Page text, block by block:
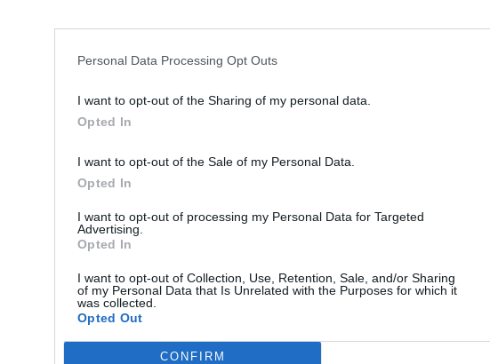
Personal Data Processing Opt Outs
I want to opt-out of the Sharing of my personal data.
Opted In
I want to opt-out of the Sale of my Personal Data.
Opted In
I want to opt-out of processing my Personal Data for Targeted
Advertising.
Opted In
I want to opt-out of Collection, Use, Retention, Sale, and/or Sharing
of my Personal Data that Is Unrelated with the Purposes for which it
was collected.
Opted Out
CONFIRM
(8X30X1000)
Κρεμαγιέρα γαλβανιζέ μεταλλική
8x30x1000
(10X30X1000)
10x30x1000